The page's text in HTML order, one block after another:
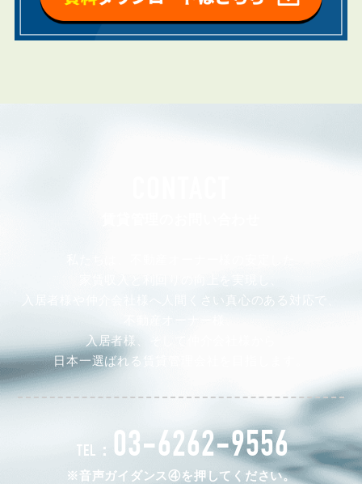
入居者様や仲介会社様へ人間くさい真心のある対応で、
入居者様、そして仲介会社様から
日本一選ばれる賃貸管理会社を目指します。
TEL： 03-6262-9556
※音声ガイダンス④を押してください。